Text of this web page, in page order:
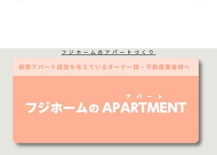
フジホームのアパートづくり